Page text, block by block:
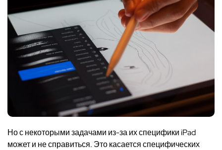
Но с некоторыми задачами из-за их специфики iPad
может и не справиться. Это касается специфических